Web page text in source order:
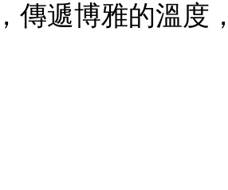
傳遞博雅的溫度